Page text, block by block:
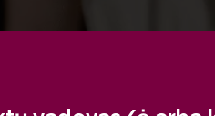
svarbus. Privačiame
sudėtingus strateginius